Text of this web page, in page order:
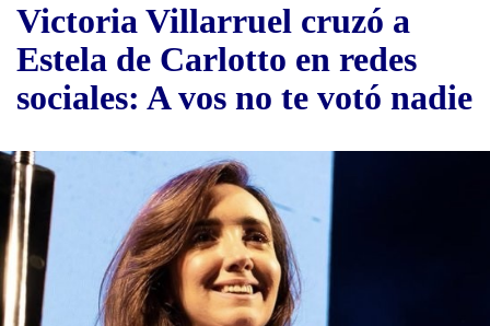
Victoria Villarruel cruzó a
Estela de Carlotto en redes
sociales: A vos no te votó nadie